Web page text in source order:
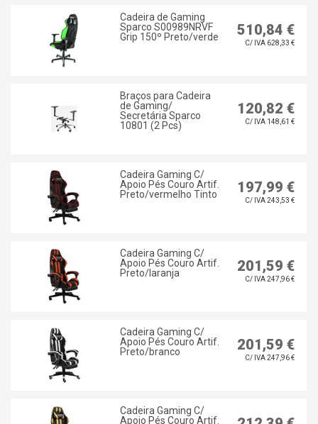
Cadeira de Gaming
Sparco S00989NRVF
Grip 150º Preto/verde
510,84 €
C/ IVA 628,33 €
Braços para Cadeira
de Gaming/
Secretária Sparco
10801 (2 Pcs)
120,82 €
C/ IVA 148,61 €
Cadeira Gaming C/
Apoio Pés Couro Artif.
Preto/vermelho Tinto
197,99 €
C/ IVA 243,53 €
Cadeira Gaming C/
Apoio Pés Couro Artif.
Preto/laranja
201,59 €
C/ IVA 247,96 €
Cadeira Gaming C/
Apoio Pés Couro Artif.
Preto/branco
201,59 €
C/ IVA 247,96 €
Cadeira Gaming C/
Apoio Pés Couro Artif.